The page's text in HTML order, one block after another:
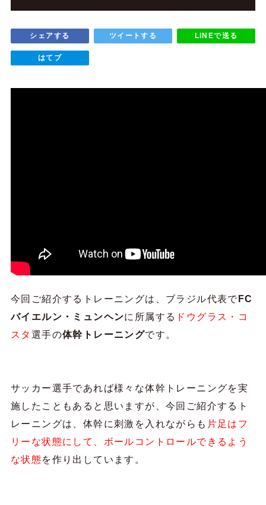
シェアする ツイートする LINEで送る
はてブ
今回ご紹介するトレーニングは、ブラジル代表で FC
バイエルン・ミュンヘンに所属する ドウグラス・コ
スタ 選手の体幹トレーニングです。
サッカー選手であれば様々な体幹トレーニングを実
施したこともあると思いますが、今回ご紹介するト
レーニングは、体幹に刺激を入れながらも 片足はフ
リーな状態にして、ボールコントロールできるよう
な状態を作り出しています。